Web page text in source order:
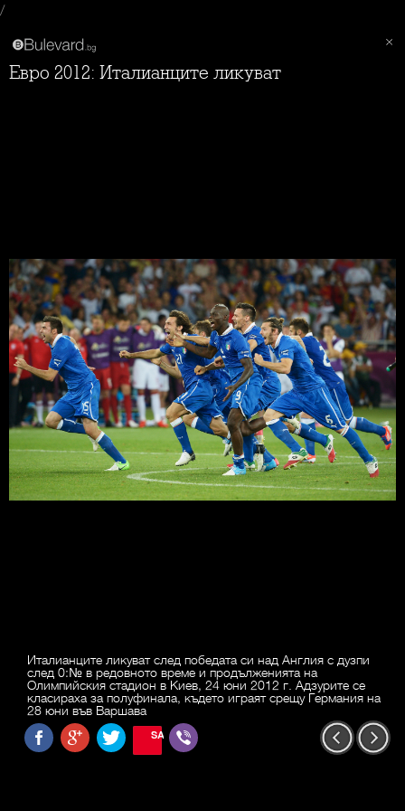
/
Евро 2012: Италианците ликуват
Италианците ликуват след победата си над Англия с дузпи
след 0:№ в редовното време и продълженията на
Олимпийския стадион в Киев, 24 юни 2012 г. Адзурите се
класираха за полуфинала, където играят срещу Германия на
28 юни във Варшава
SAVE